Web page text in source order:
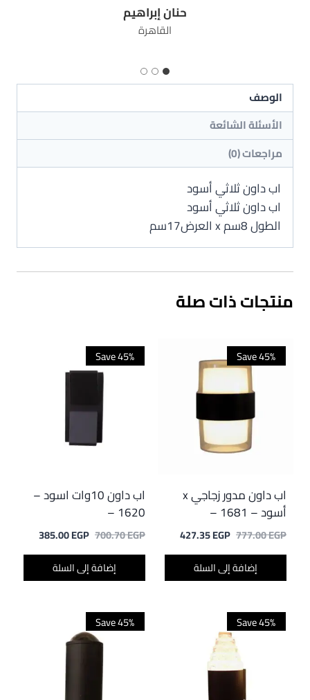
حنان إبراهيم
القاهرة
الوصف
الأسئلة الشائعة
مراجعات (0)
اب داون ثلاثي أسود
اب داون ثلاثي أسود
الطول 8سم x العرض17سم
منتجات ذات صلة
Save 45%
اب داون مدور زجاجي x
أسود – 1681 –
777.00EGP
السعر
الأصلي
هو:
777.00 EGP.
427.35EGP
الحالي
427.35 EGP.
إضافة إلى السلة
Save 45%
اب داون 10وات اسود –
1620 –
700.70EGP
السعر
الأصلي
هو:
700.70 EGP.
385.00EGP
الحالي
385.00 EGP.
إضافة إلى السلة
Save 45%
Save 45%